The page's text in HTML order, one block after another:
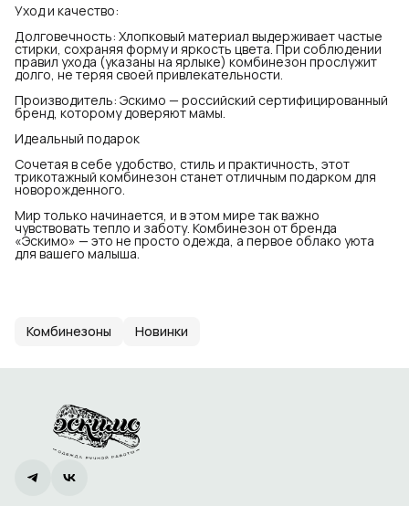
Уход и качество:
Долговечность: Хлопковый материал выдерживает частые
стирки, сохраняя форму и яркость цвета. При соблюдении
правил ухода (указаны на ярлыке) комбинезон прослужит
долго, не теряя своей привлекательности.
Производитель: Эскимо — российский сертифицированный
бренд, которому доверяют мамы.
Идеальный подарок
Сочетая в себе удобство, стиль и практичность, этот
трикотажный комбинезон станет отличным подарком для
новорожденного.
Мир только начинается, и в этом мире так важно
чувствовать тепло и заботу. Комбинезон от бренда
«Эскимо» — это не просто одежда, а первое облако уюта
для вашего малыша.
Комбинезоны Новинки